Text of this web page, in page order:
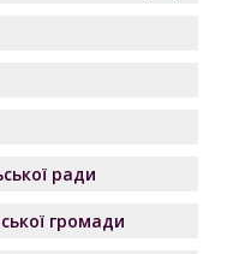
ради
громади